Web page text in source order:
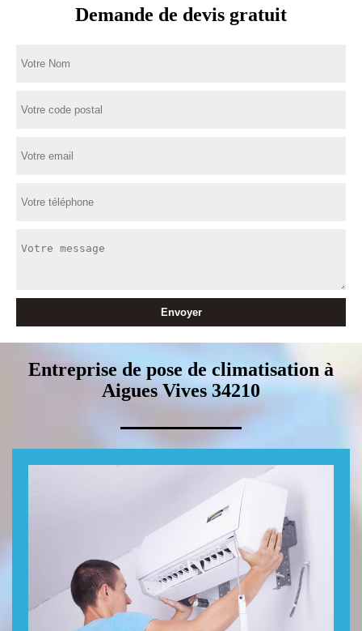
Demande de devis gratuit
Entreprise de pose de climatisation à
Aigues Vives 34210